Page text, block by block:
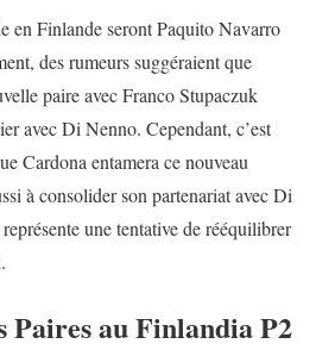
en Finlande seront Paquito Navarro
des rumeurs suggéraient que
paire avec Franco Stupaczuk
avec Di Nenno. Cependant, c’est
Cardona entamera ce nouveau
à consolider son partenariat avec Di
une tentative de rééquilibrer
Paires au Finlandia P2